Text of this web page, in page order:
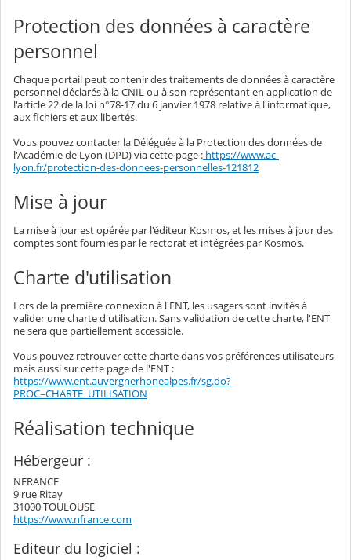
Protection des données à caractère
personnel
Chaque portail peut contenir des traitements de données à caractère
personnel déclarés à la CNIL ou à son représentant en application de
l'article 22 de la loi n°78-17 du 6 janvier 1978 relative à l'informatique,
aux fichiers et aux libertés.
Vous pouvez contacter la Déléguée à la Protection des données de
l'Académie de Lyon (DPD) via cette page : https://www.ac-
lyon.fr/protection-des-donnees-personnelles-121812
Mise à jour
La mise à jour est opérée par l'éditeur Kosmos, et les mises à jour des
comptes sont fournies par le rectorat et intégrées par Kosmos.
Charte d'utilisation
Lors de la première connexion à l'ENT, les usagers sont invités à
valider une charte d'utilisation. Sans validation de cette charte, l'ENT
ne sera que partiellement accessible.
Vous pouvez retrouver cette charte dans vos préférences utilisateurs
mais aussi sur cette page de l'ENT :
https://www.ent.auvergnerhonealpes.fr/sg.do?
PROC=CHARTE_UTILISATION
Réalisation technique
Hébergeur :
NFRANCE
9 rue Ritay
31000 TOULOUSE
https://www.nfrance.com
Editeur du logiciel :